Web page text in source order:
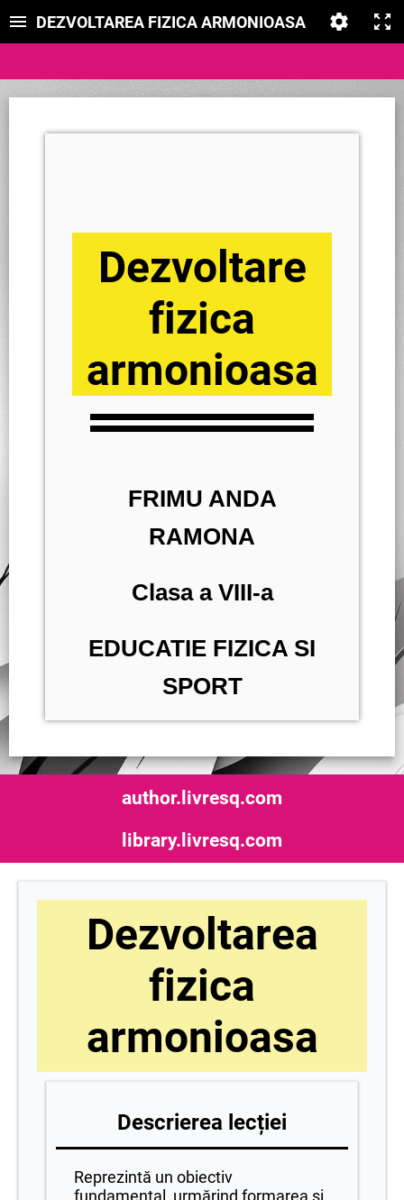
DEZVOLTAREA FIZICA ARMONIOASA
Dezvoltare
fizica
armonioasa
FRIMU ANDA
RAMONA
Clasa a VIII-a
EDUCATIE FIZICA SI
SPORT
author.livresq.com
library.livresq.com
Dezvoltarea
fizica
armonioasa
Descrierea lecției
Reprezintă un obiectiv
fundamental, urmărind formarea și